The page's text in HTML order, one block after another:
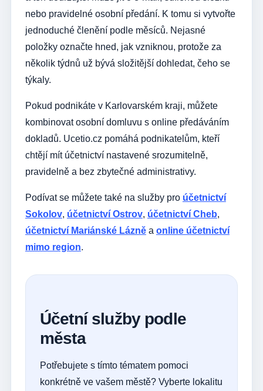
nebo pravidelné osobní předání. K tomu si vytvořte
jednoduché členění podle měsíců. Nejasné
položky označte hned, jak vzniknou, protože za
několik týdnů už bývá složitější dohledat, čeho se
týkaly.
Pokud podnikáte v Karlovarském kraji, můžete
kombinovat osobní domluvu s online předáváním
dokladů. Ucetio.cz pomáhá podnikatelům, kteří
chtějí mít účetnictví nastavené srozumitelně,
pravidelně a bez zbytečné administrativy.
Podívat se můžete také na služby pro účetnictví
Sokolov, účetnictví Ostrov, účetnictví Cheb,
účetnictví Mariánské Lázněa online účetnictví
mimo region.
Účetní služby podle
města
Potřebujete s tímto tématem pomoci
konkrétně ve vašem městě? Vyberte lokalitu